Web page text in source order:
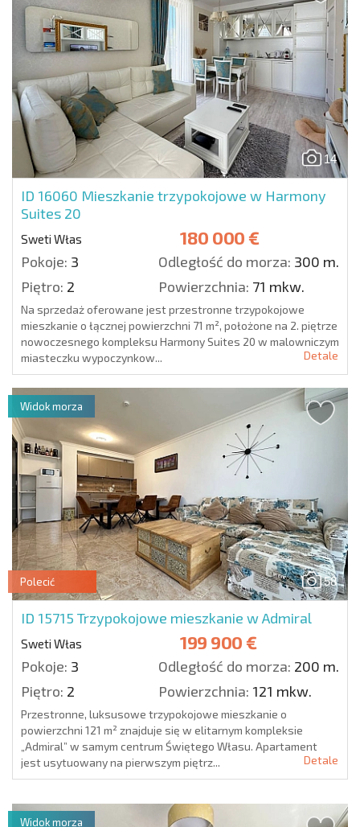
14
ID 16060 Mieszkanie trzypokojowe w Harmony
Suites 20
Sweti Włas 180 000 €
Pokoje: 3 Odległość do morza: 300 m.
Piętro: 2 Powierzchnia: 71 mkw.
Na sprzedaż oferowane jest przestronne trzypokojowe
mieszkanie o łącznej powierzchni 71 m², położone na 2. piętrze
nowoczesnego kompleksu Harmony Suites 20 w malowniczym
miasteczku wypoczynkow...
Detale
58
Polecić
ID 15715 Trzypokojowe mieszkanie w Admiral
Sweti Włas 199 900 €
Pokoje: 3 Odległość do morza: 200 m.
Piętro: 2 Powierzchnia: 121 mkw.
Widok morza
Przestronne, luksusowe trzypokojowe mieszkanie o
powierzchni 121 m² znajduje się w elitarnym kompleksie
„Admiral” w samym centrum Świętego Własu. Apartament
jest usytuowany na pierwszym piętrz...
Detale
Widok morza